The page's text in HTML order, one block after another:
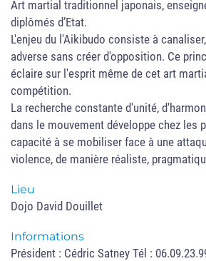
Art martial traditionnel japonais,
diplômés d’Etat.
L'enjeu du l'Aikibudo consiste à
adverse sans créer d'opposition. Ce
éclaire sur l'esprit même de cet art
compétition.
La recherche constante d'unité,
dans le mouvement développe chez les
capacité à se mobiliser face à une
violence, de manière réaliste,
Lieu
Dojo David Douillet
Informations
Président : Cédric Satney Tél :